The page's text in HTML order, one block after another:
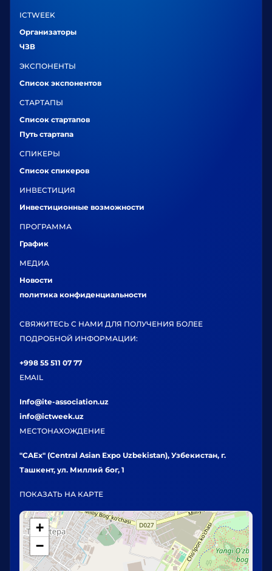
ICTWEEK
Организаторы
ЧЗВ
ЭКСПОНЕНТЫ
Список экспонентов
СТАРТАПЫ
Список стартапов
Путь стартапа
СПИКЕРЫ
Список спикеров
ИНВЕСТИЦИЯ
Инвестиционные возможности
ПРОГРАММА
График
МЕДИА
Новости
политика конфиденциальности
СВЯЖИТЕСЬ С НАМИ ДЛЯ ПОЛУЧЕНИЯ БОЛЕЕ
ПОДРОБНОЙ ИНФОРМАЦИИ:
+998 55 511 07 77
EMAIL
Info@ite-association.uz
info@ictweek.uz
МЕСТОНАХОЖДЕНИЕ
"CAEx" (Central Asian Expo Uzbekistan), Узбекистан, г.
Ташкент, ул. Миллий бог, 1
ПОКАЗАТЬ НА КАРТЕ
+
−